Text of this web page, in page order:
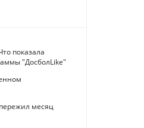
показала
"ДосболLike"
месяц